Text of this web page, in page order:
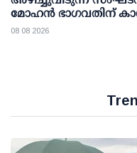
മോഹന്‍ ഭാഗവതിന്
ഏര്‍പ്പെടുത്തണമെന്ന്
08 08 2026